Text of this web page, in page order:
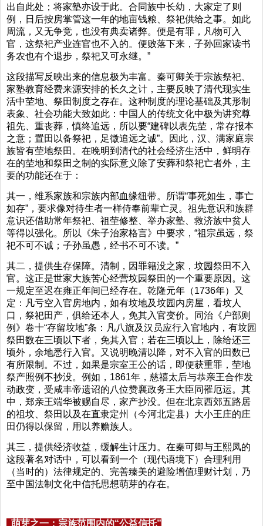
出自此处；将家塾亦设于此。合同族中长幼，大家定了则
例，日后按房掌管这一年的地亩钱粮、祭祀供给之事。如此
周流，又无争竞，也没有典卖诸弊。便是有罪，凡物可入
官，这祭祀产业连官也不入的。便败落下来，子孙回家读书
务农也有个退步，祭祀又可永继。”
这段描写反映出来的信息极为丰富。秦可卿关于宗族祭祀、
家塾教育经费来源安排的长久之计，主要反映了清代现实生
活中茔地、祭田制度之存在。这种制度的理论基础及其形制
表象、社会功能大致如此：中国人的传统文化中极为讲究尊
祖先、重丧葬，慎终追远，所以要“建碑以表先茔，常存报本
之意；置田以备祭祀，足徵追远之诚”。因此，汉、满家庭宗
族皆有茔地祭田。在晚明到清代的社会经济生活中，鲜明存
在的茔地和祭田之制的实际意义除了安葬和祭祀亡者外，主
要的功能还在于：
其一，维系家族和宗族内部血缘纽带。所谓“事死如生，事亡
如存”，要求像对待生者一样侍奉前辈亡灵。祖先意识和族群
意识还借助常年祭祀、祖茔修整、举办家塾、救济族中贫人
等得以强化。所以《朱子治家格言》中要求，“祖宗虽远，祭
祀不可不诚；子孙虽愚，经书不可不读。”
其二，提供生存保障。清制，因罪籍没之家，坟园祭田不入
官。这正是世家大族苦心经营坟园祭田的一个重要原因。这
一规定至迟在雍正年间已经存在。乾隆元年（1736年）又
定：凡亏空入官房地内，如有坟地及坟园内房屋，看坟人
口，祭祀田产，俱给还本人，免其入官变价。同治《户部则
例》卷十“存留坟地”条：凡八旗及汉员应行入官地内，有坟园
祭田数在三顷以下者，免其入官；若在三顷以上，除给还三
顷外，余地悉行入官。又说明晚清以降，对不入官的田数已
有所限制。不过，如果是宗室王公的话，即便获重罪，茔地
祭产照例不抄没。例如，1861年，慈禧太后与恭亲王合作发
动政变，受咸丰帝遗诏的八位赞襄政务王大臣同罹厄运。其
中，郑亲王端华被赐自尽，家产抄没。但在北京西郊五路居
的祖坟、祭田以及在直隶定州（今河北定县）大小王庄的庄
田仍得以保留，用以养赡族人。
其三，提供经济收益，缓解生计压力。在秦可卿与王熙凤的
这段著名对话中，可以看到一个（现代语境下）合理利用
（当时的）法律规定的、完善臻美的避险增值理财计划，乃
至中国法制文化中信托思想萌芽的存在。
萌芽之一：宗族范围内的“公益信托”